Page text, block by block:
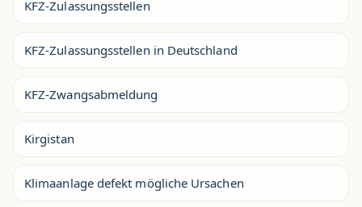
KFZ-Zulassungsstellen
KFZ-Zulassungsstellen in Deutschland
KFZ-Zwangsabmeldung
Kirgistan
Klimaanlage defekt mögliche Ursachen